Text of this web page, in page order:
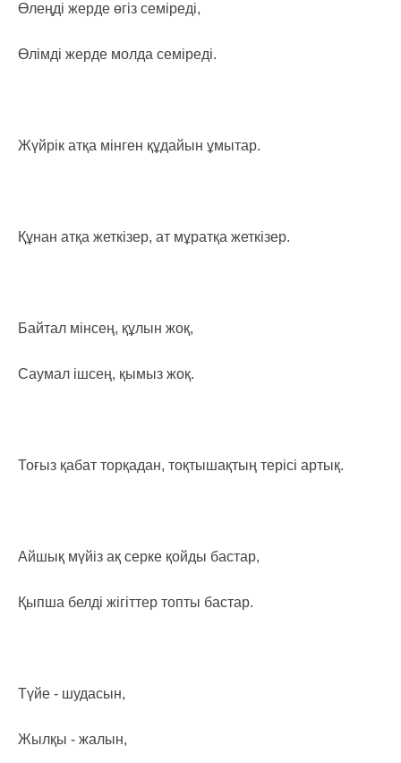
Өлеңді жерде өгіз семіреді,
Өлімді жерде молда семіреді.
Жүйрік атқа мінген құдайын ұмытар.
Құнан атқа жеткізер, ат мұратқа жеткізер.
Байтал мінсең, құлын жоқ,
Саумал ішсең, қымыз жоқ.
Тоғыз қабат торқадан, тоқтышақтың терісі артық.
Айшық мүйіз ақ серке қойды бастар,
Қыпша белді жігіттер топты бастар.
Түйе - шудасын,
Жылқы - жалын,